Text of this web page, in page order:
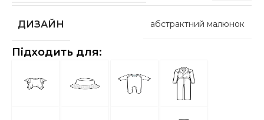
ДИЗАЙН абстрактний малюнок
Підходить для: